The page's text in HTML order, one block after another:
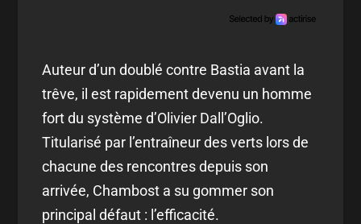
Auteur d’un doublé contre Bastia avant la
trêve, il est rapidement devenu un homme
fort du système d’Olivier Dall’Oglio.
Titularisé par l’entraîneur des verts lors de
chacune des rencontres depuis son
arrivée, Chambost a su gommer son
principal défaut : l’efficacité.